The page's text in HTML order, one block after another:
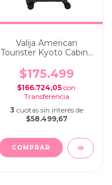
Valija American
Tourister Kyoto Cabina
$175.499
$166.724,05 con
3 cuotas sin interés de
$58.499,67